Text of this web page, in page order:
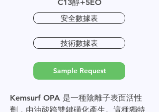
C13醇+5EO
安全數據表
技術數據表
Sample Request
Kemsurf OPA 是一種陰離子表面活性
劑，由油酸跨雙鍵磺化產生。這種獨特